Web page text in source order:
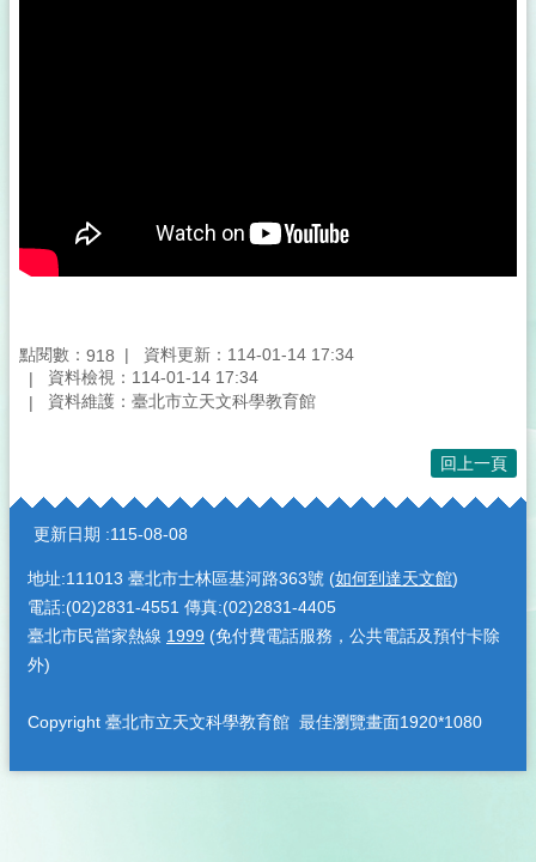
點閱數： 918
資料更新：114-01-14 17:34
資料檢視：114-01-14 17:34
資料維護：臺北市立天文科學教育館
回上一頁
:::
更新日期 115-08-08
地址:111013 臺北市士林區基河路363號 (如何到達天文館)
電話:(02)2831-4551 傳真:(02)2831-4405
臺北市民當家熱線 1999 (免付費電話服務，公共電話及預付卡除
外)
Copyright 臺北市立天文科學教育館 最佳瀏覽畫面1920*1080